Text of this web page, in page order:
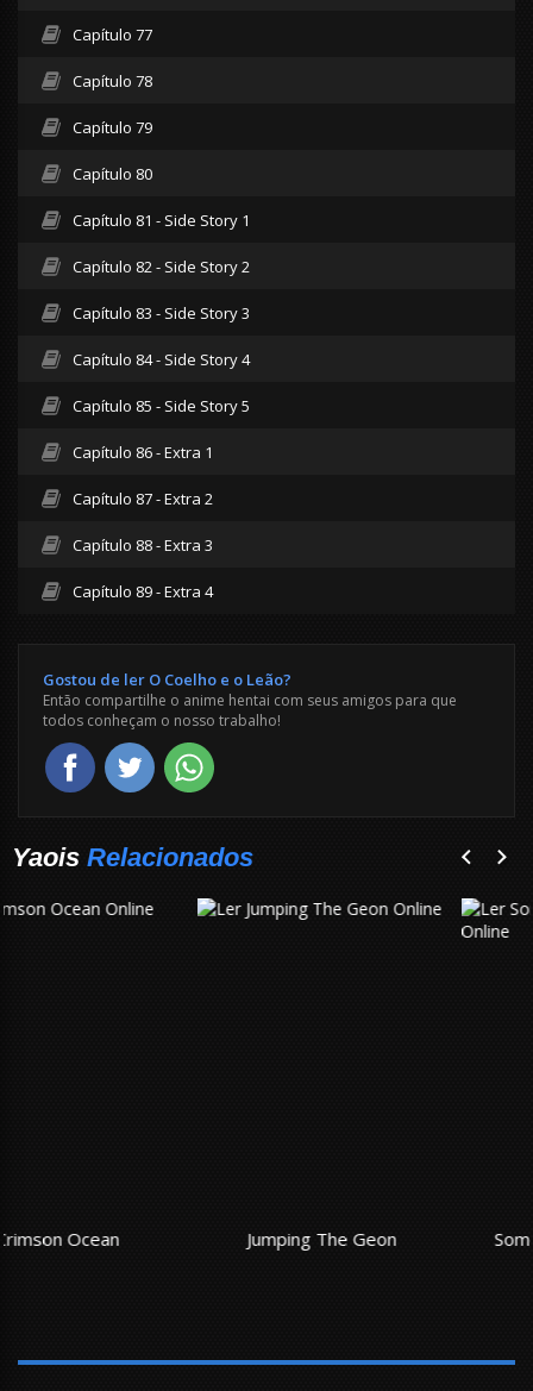
Capítulo 77
Capítulo 78
Capítulo 79
Capítulo 80
Capítulo 81 - Side Story 1
Capítulo 82 - Side Story 2
Capítulo 83 - Side Story 3
Capítulo 84 - Side Story 4
Capítulo 85 - Side Story 5
Capítulo 86 - Extra 1
Capítulo 87 - Extra 2
Capítulo 88 - Extra 3
Capítulo 89 - Extra 4
Gostou de ler O Coelho e o Leão?
Então compartilhe o anime hentai com seus amigos para que
todos conheçam o nosso trabalho!
Yaois Relacionados
Jumping The Geon Something Impossible